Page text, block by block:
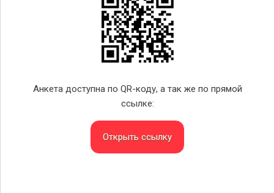
Анкета доступна по QR-коду, а так же по прямой
ссылке:
Открыть ссылку